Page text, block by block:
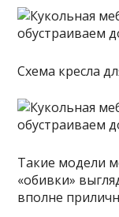
Схема кресла
Такие модели
«обивки»
вполне